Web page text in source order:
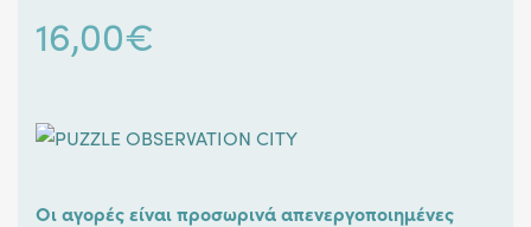
16,00€
Οι αγορές είναι προσωρινά απενεργοποιημένες